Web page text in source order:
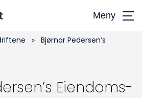
Meny
» Bjørnar Pedersen’s
Eiendoms-